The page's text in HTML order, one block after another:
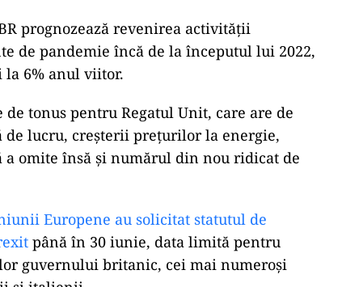
prognozează revenirea activităţii
de pandemie încă de la începutul lui 2022,
la 6% anul viitor.
de tonus pentru Regatul Unit, care are de
lucru, creşterii preţurilor la energie,
omite însă şi numărul din nou ridicat de
Europene au solicitat statutul de
până în 30 iunie, data limită pentru
guvernului britanic, cei mai numeroși